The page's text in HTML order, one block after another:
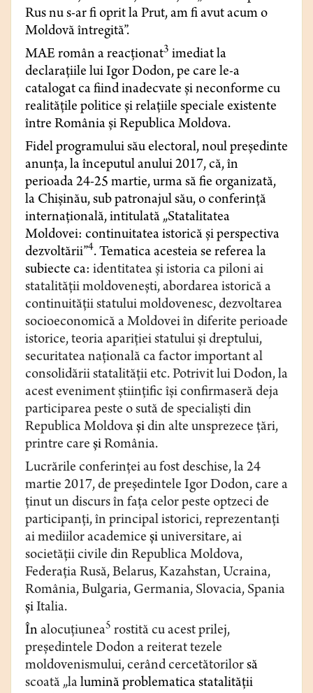
Rus nu s-ar fi oprit la Prut, am fi avut acum o
Moldovă întregită”.
MAE român a reacţionat3 imediat la
declaraţiile lui Igor Dodon, pe care le-a
catalogat ca fiind inadecvate şi neconforme cu
realităţile politice şi relaţiile speciale existente
între România şi Republica Moldova.
Fidel programului său electoral, noul preşedinte
anunţa, la începutul anului 2017, că, în
perioada 24-25 martie, urma să fie organizată,
la Chişinău, sub patronajul său, o conferinţă
internaţională, intitulată „Statalitatea
Moldovei: continuitatea istorică şi perspectiva
dezvoltării”4. Tematica acesteia se referea la
subiecte ca: identitatea şi istoria ca piloni ai
statalităţii moldoveneşti, abordarea istorică a
continuităţii statului moldovenesc, dezvoltarea
socioeconomică a Moldovei în diferite perioade
istorice, teoria apariţiei statului şi dreptului,
securitatea naţională ca factor important al
consolidării statalităţii etc. Potrivit lui Dodon, la
acest eveniment ştiinţific îşi confirmaseră deja
participarea peste o sută de specialişti din
Republica Moldova şi din alte unsprezece ţări,
printre care şiRomânia.
Lucrările conferinţei au fost deschise, la 24
martie 2017, de preşedintele Igor Dodon, care a
ţinut un discurs în faţa celor peste optzeci de
participanţi, în principal istorici, reprezentanţi
ai mediilor academice şiuniversitare, ai
societăţii civile din Republica Moldova,
Federaţia Rusă, Belarus, Kazahstan, Ucraina,
România, Bulgaria, Germania, Slovacia, Spania
şiItalia.
În alocuţiunea5 rostită cu acest prilej,
preşedintele Dodon a reiterat tezele
moldovenismului, cerând cercetătorilorsă
scoată „la lumină problematica statalităţii